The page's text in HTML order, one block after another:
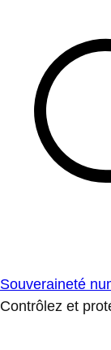
Souveraineté
Contrôlez et